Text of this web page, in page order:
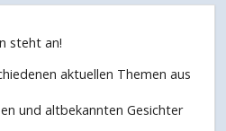
steht an!
aktuellen Themen aus
und altbekannten Gesichter